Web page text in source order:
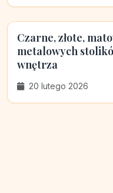
Czarne, złote,
metalowych
wnętrza
20 lutego 2026